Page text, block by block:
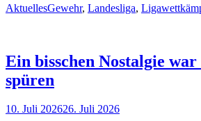
Kategorien
AktuellesSchlagworte
Gewehr, Landesliga,
Ein bisschen Nostalgie war
spüren
Veröffentlicht
10. Juli 202626. Juli 2026